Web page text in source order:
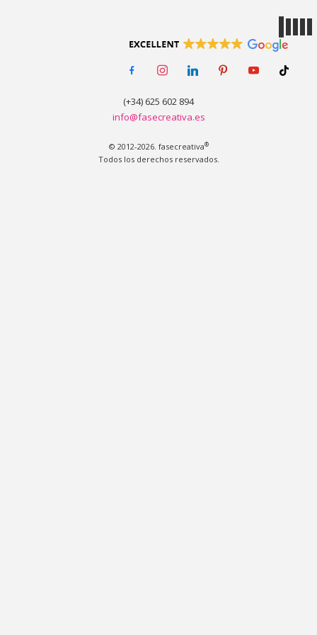
facebook-instagramlinkedin pinterestyoutube tiktok
(+34) 625 602 894
info@fasecreativa.es
© 2012-2026. fasecreativa®
Todos los derechos reservados.